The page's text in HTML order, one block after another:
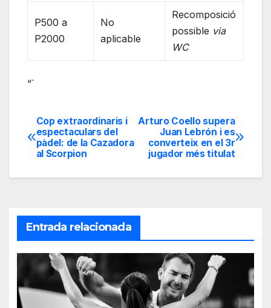
P500 a
P2000
No
aplicable
Recomposició
possible via
WC
“`
Navegación
de
entradas
Arturo Coello supera
Juan Lebrón i es
converteix en el 3r
jugador més titulat
Cop extraordinaris i
espectaculars del
pàdel: de la Cazadora
al Scorpion
Entrada relacionada